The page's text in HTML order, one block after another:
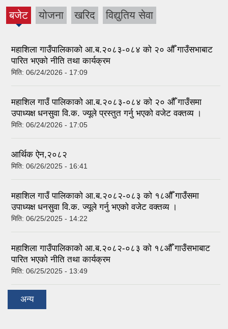
बजेट
(active
योजना खरिद विद्युतिय सेवा
महाशिला गाउँपालिकाको आ.ब.२०८३-०८४ को २० औँ गाउँसभाबाट
पारित भएको नीति तथा कार्यक्रम
मिति: 06/24/2026 - 17:09
महाशिल गाउँ पालिकाको आ.ब.२०८३-०८४ को २० औँ गाउँसमा
उपाध्यक्ष धनसुवा वि.क. ज्यूले प्रस्तुत गर्नु भएको वजेट वक्तव्य ।
मिति: 06/24/2026 - 17:05
आर्थिक ऐन,२०८२
मिति: 06/26/2025 - 16:41
महाशिल गाउँ पालिकाको आ.ब.२०८२-०८३ को १८औँ गाउँसमा
उपाध्यक्ष धनसुवा वि.क. ज्यूले गर्नु भएको वजेट वक्तव्य ।
मिति: 06/25/2025 - 14:22
महाशिला गाउँपालिकाको आ.ब.२०८२-०८३ को १८औँ गाउँसभाबाट
पारित भएको नीति तथा कार्यक्रम
मिति: 06/25/2025 - 13:49
अन्य